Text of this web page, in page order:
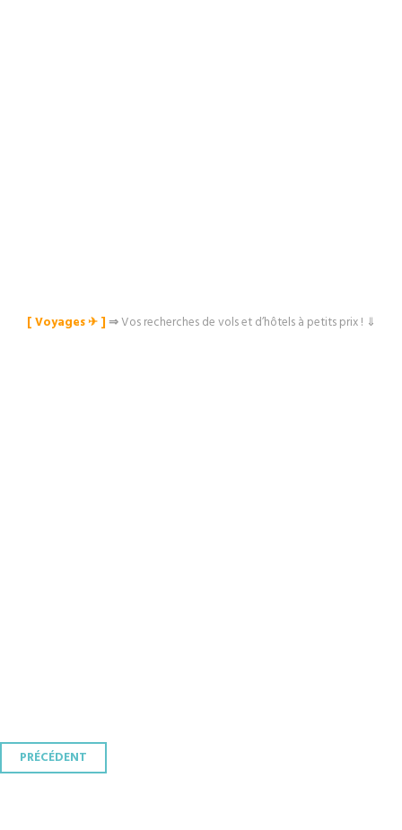
[ Voyages ✈︎ ]⇒Vos recherches de vols et d’hôtels à petits prix ! ⇓
Navigation
PRÉCÉDENT